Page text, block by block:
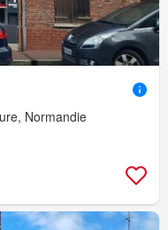
Normandie